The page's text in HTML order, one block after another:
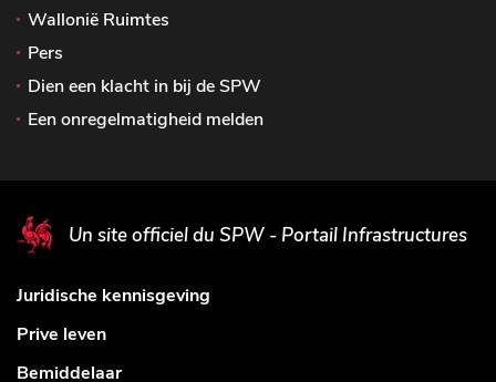
Wallonië Ruimtes
Pers
Dien een klacht in bij de SPW
Een onregelmatigheid melden
Un site officiel du SPW - Portail Infrastructures
Juridische kennisgeving
Prive leven
Bemiddelaar